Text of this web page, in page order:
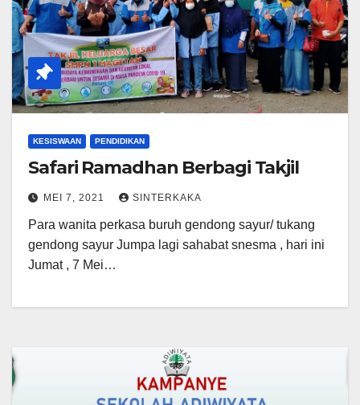
KESISWAAN PENDIDIKAN
Safari Ramadhan Berbagi Takjil
MEI 7, 2021 SINTERKAKA
Para wanita perkasa buruh gendong sayur/ tukang
gendong sayur Jumpa lagi sahabat snesma , hari ini
Jumat , 7 Mei…